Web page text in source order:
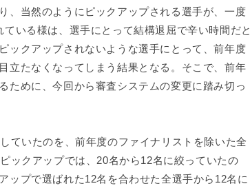
、当然のようにピックアップされる選手が、一度
いる様は、選手にとって結構退屈で辛い時間だと
ックアップされないような選手にとって、前年度
立たなくなってしまう結果となる。そこで、前年
ために、今回から審査システムの変更に踏み切っ
ていたのを、前年度のファイナリストを除いた全
ックアップでは、20名から12名に絞っていたの
ップで選ばれた12名を合わせた全選手から12名に